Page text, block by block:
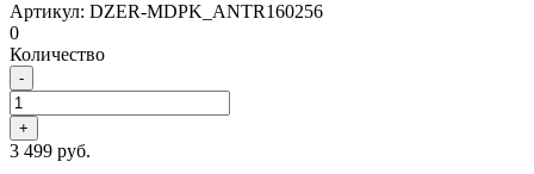
Артикул: DZER-MDPK_ANTR160256
0
Количество
-
+
3 499 руб.